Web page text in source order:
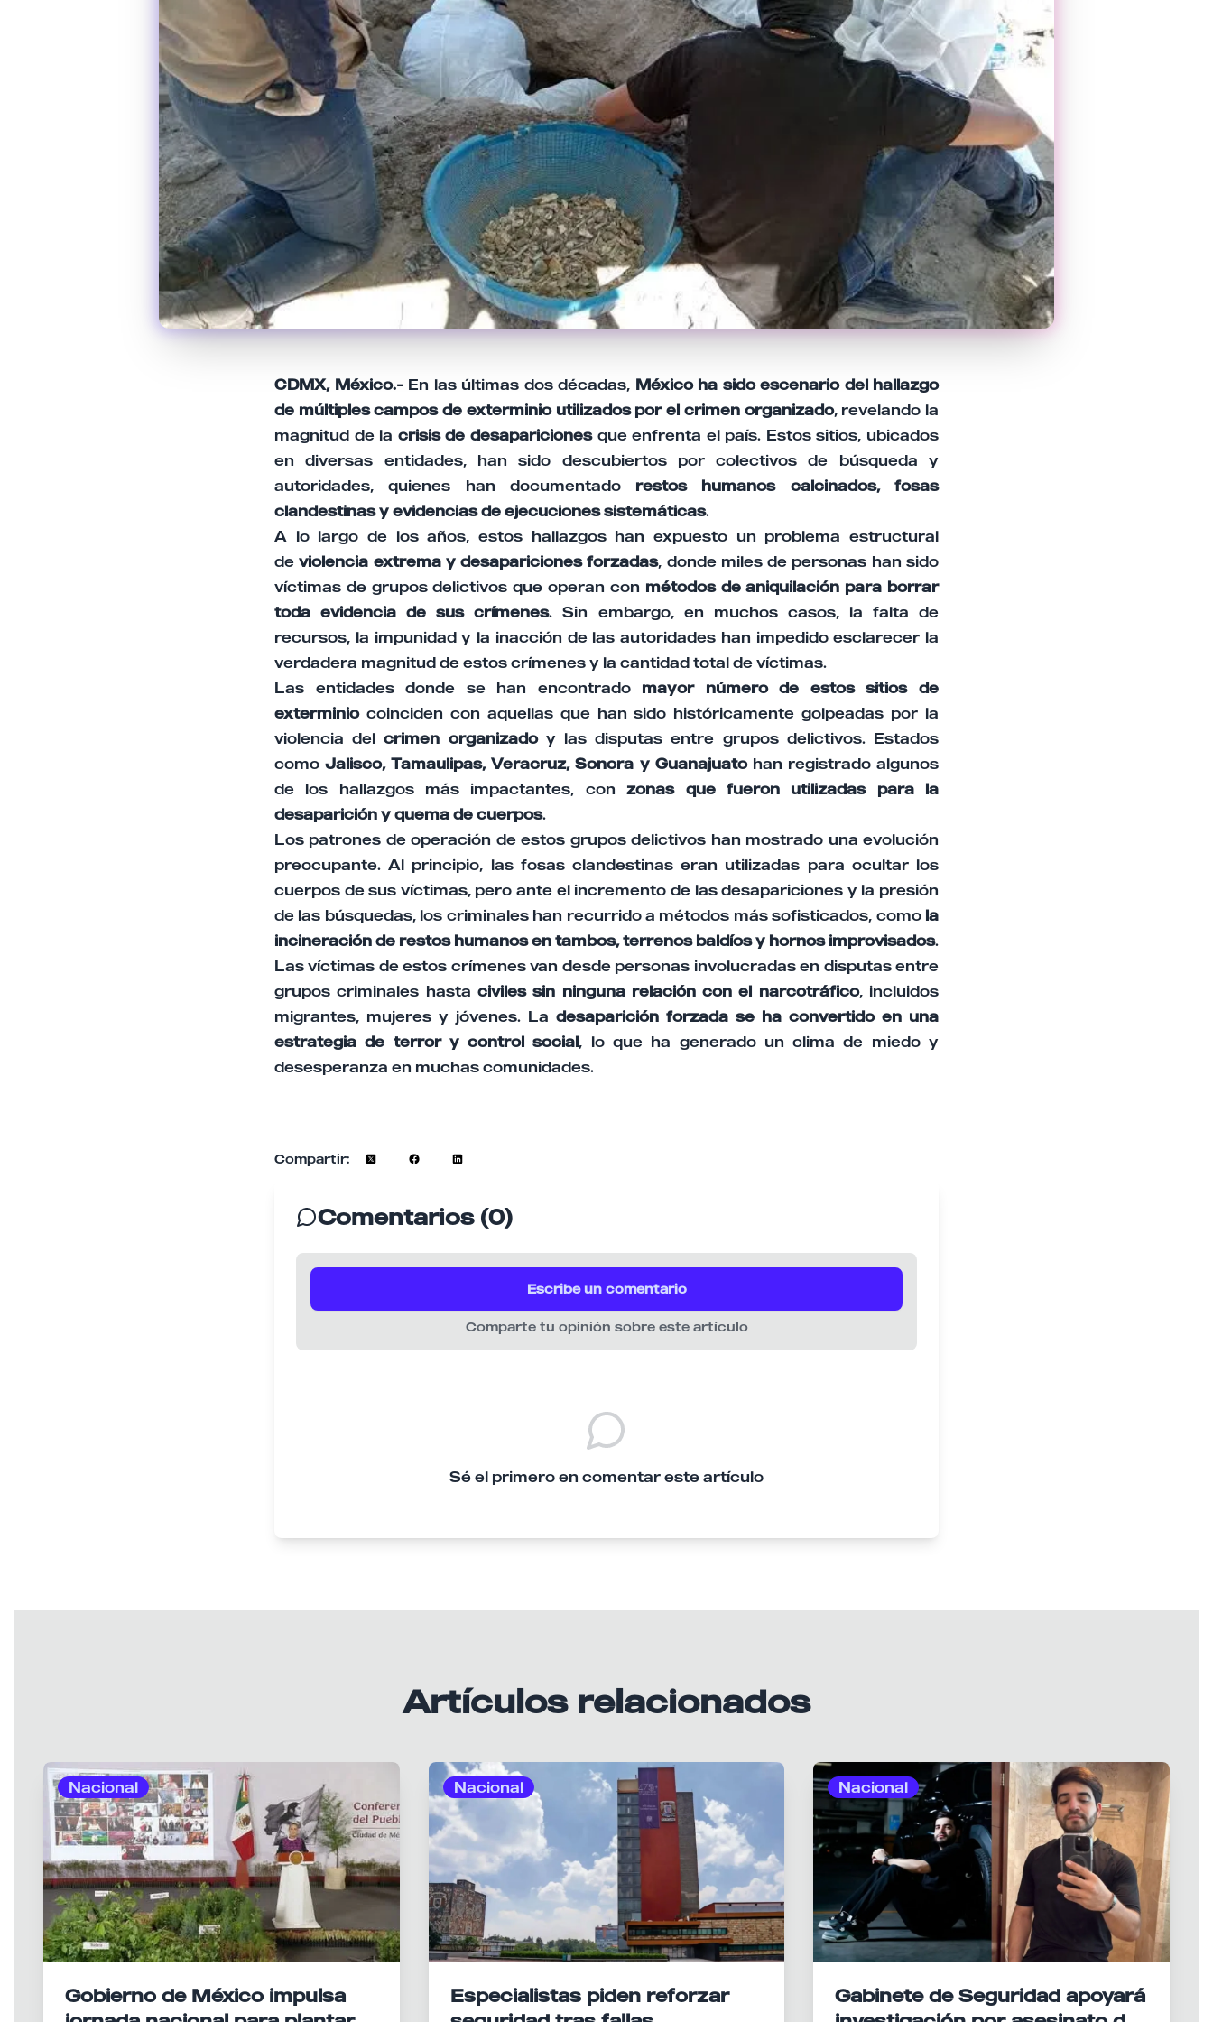
CDMX, México.-En las últimas dos décadas, México ha sido escenario del hallazgo
de múltiples campos de exterminio utilizados por el crimen organizado, revelando la
magnitud de la crisis de desaparicionesque enfrenta el país. Estos sitios, ubicados
en diversas entidades, han sido descubiertos por colectivos de búsqueda y
autoridades, quienes han documentado restos humanos calcinados, fosas
clandestinas y evidencias de ejecuciones sistemáticas.
A lo largo de los años, estos hallazgos han expuesto un problema estructural
deviolencia extrema y desapariciones forzadas, donde miles de personas han sido
víctimas de grupos delictivos que operan con métodos de aniquilación para borrar
toda evidencia de sus crímenes. Sin embargo, en muchos casos, la falta de
recursos, la impunidad y la inacción de las autoridades han impedido esclarecer la
verdadera magnitud de estos crímenes y la cantidad total de víctimas.
Las entidades donde se han encontrado mayor número de estos sitios de
exterminiocoinciden con aquellas que han sido históricamente golpeadas por la
violencia delcrimen organizadoy las disputas entre grupos delictivos. Estados
comoJalisco, Tamaulipas, Veracruz, Sonora y Guanajuatohan registrado algunos
de los hallazgos más impactantes, conzonas que fueron utilizadas para la
desaparición y quema de cuerpos.
Los patrones de operación de estos grupos delictivos han mostrado una evolución
preocupante. Al principio, las fosas clandestinas eran utilizadas para ocultar los
cuerpos de sus víctimas, pero ante el incremento de las desapariciones y la presión
de las búsquedas, los criminales han recurrido a métodos más sofisticados, como la
incineración de restos humanos en tambos, terrenos baldíos y hornos improvisados.
Las víctimas de estos crímenes van desde personas involucradas en disputas entre
grupos criminales hasta civiles sin ninguna relación con el narcotráfico, incluidos
migrantes, mujeres y jóvenes. La desaparición forzada se ha convertido en una
estrategia de terror y control social, lo que ha generado un clima de miedo y
desesperanza en muchas comunidades.
Compartir:
Comentarios (0)
Escribe un comentario
Comparte tu opinión sobre este artículo
Sé el primero en comentar este artículo
Artículos relacionados
Nacional
Gobierno de México impulsa
Nacional
Especialistas piden reforzar
Nacional
Gabinete de Seguridad apoyará